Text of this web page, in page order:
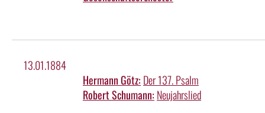
13.01.1884
Hermann Götz: Der 137. Psalm
Robert Schumann: Neujahrslied